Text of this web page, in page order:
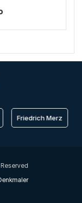
Friedrich Merz